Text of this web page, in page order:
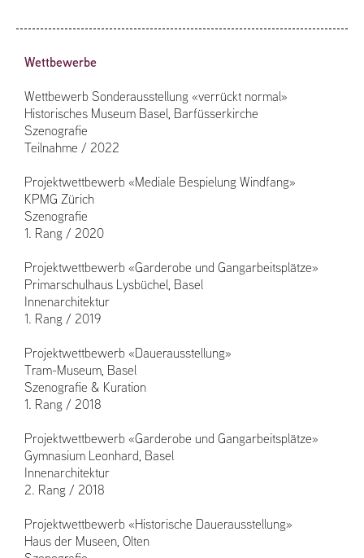
Wettbewerbe
Wettbewerb Sonderausstellung «verrückt normal»
Historisches Museum Basel, Barfüsserkirche
Szenografie
Teilnahme / 2022
Projektwettbewerb «Mediale Bespielung Windfang»
KPMG Zürich
Szenografie
1. Rang / 2020
Projektwettbewerb «Garderobe und Gangarbeitsplätze»
Primarschulhaus Lysbüchel, Basel
Innenarchitektur
1. Rang / 2019
Projektwettbewerb «Dauerausstellung»
Tram-Museum, Basel
Szenografie & Kuration
1. Rang / 2018
Projektwettbewerb «Garderobe und Gangarbeitsplätze»
Gymnasium Leonhard, Basel
Innenarchitektur
2. Rang / 2018
Projektwettbewerb «Historische Dauerausstellung»
Haus der Museen, Olten